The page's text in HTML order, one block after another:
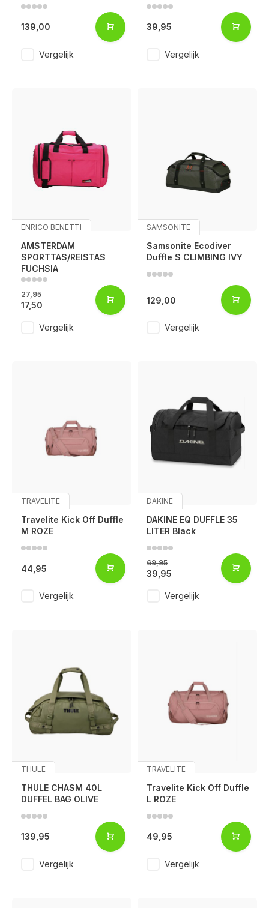
139,00
Vergelijk
39,95
Vergelijk
ENRICO BENETTI
AMSTERDAM
SPORTTAS/REISTAS
FUCHSIA
27,95
17,50
Vergelijk
SAMSONITE
Samsonite Ecodiver
Duffle S CLIMBING IVY
129,00
Vergelijk
TRAVELITE
Travelite Kick Off Duffle
M ROZE
44,95
Vergelijk
DAKINE
DAKINE EQ DUFFLE 35
LITER Black
69,95
39,95
Vergelijk
THULE
THULE CHASM 40L
DUFFEL BAG OLIVE
139,95
Vergelijk
TRAVELITE
Travelite Kick Off Duffle
L ROZE
49,95
Vergelijk